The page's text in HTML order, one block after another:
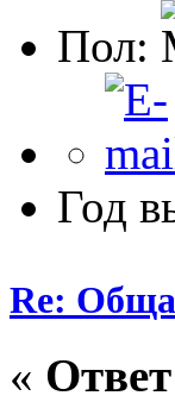
Пол:
Год
Re:
«